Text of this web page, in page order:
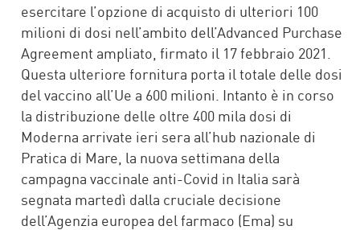
esercitare l’opzione di acquisto di ulteriori 100
milioni di dosi nell’ambito dell’Advanced Purchase
Agreement ampliato, firmato il 17 febbraio 2021.
Questa ulteriore fornitura porta il totale delle dosi
del vaccino all’Ue a 600 milioni. Intanto è in corso
la distribuzione delle oltre 400 mila dosi di
Moderna arrivate ieri sera all’hub nazionale di
Pratica di Mare, la nuova settimana della
campagna vaccinale anti-Covid in Italia sarà
segnata martedì dalla cruciale decisione
dell’Agenzia europea del farmaco (Ema) su